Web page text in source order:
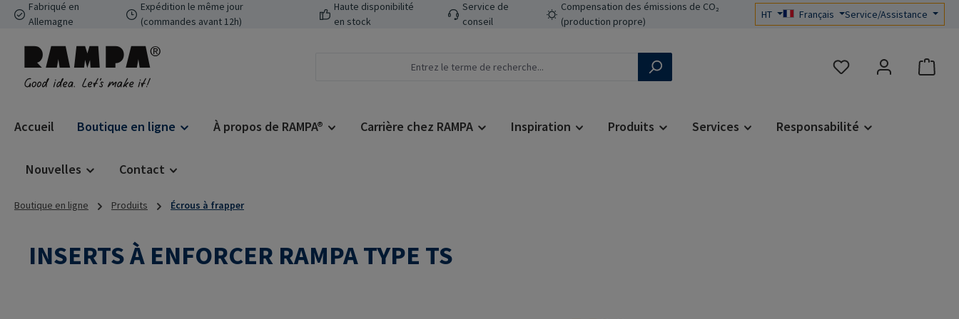
au contenu principal
Passer à la recherche
Passer à la navigation principale
Fabriqué en
Allemagne
Expédition le même jour
(commandes avant 12h)
Haute disponibilité
en stock
Service de
conseil
Compensation des émissions de CO₂
(production propre)
HT Français Service/Assistance
Vous avez 0 articles
Accueil Boutique en ligne À propos de RAMPA® Carrière chez RAMPA Inspiration Produits Services Responsabilité
Nouvelles Contact
Boutique en ligne Produits Écrous à frapper
INSERTS À ENFORCER RAMPA TYPE TS